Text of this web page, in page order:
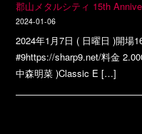
郡山メタルシティ 15th
2024-01-06
2024年1月7日 ( 日曜日 )開場
#9https://sharp9.net/料金
中森明菜 )Classic E […]